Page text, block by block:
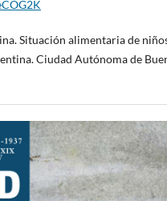
Situación alimentaria de
Ciudad Autónoma de